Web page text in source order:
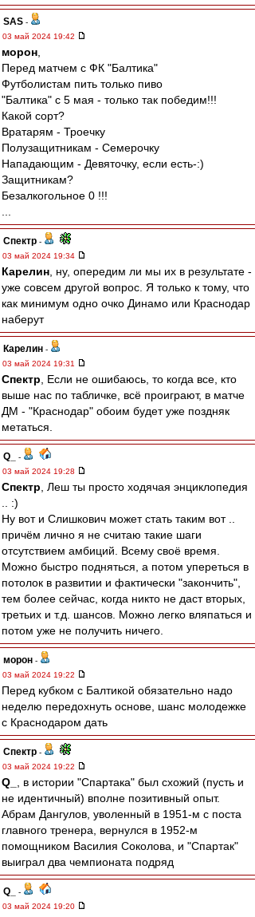
SAS -
03 май 2024 19:42
морон
Перед матчем с ФК "Балтика"
Футболистам пить только пиво
"Балтика" с 5 мая - только так победим!!!
Какой сорт?
Вратарям - Троечку
Полузащитникам - Семерочку
Нападающим - Девяточку, если есть-:)
Защитникам?
Безалкогольное 0 !!!
Спектр -
03 май 2024 19:34
Карелин , ну, опередим ли мы их в результате -
уже совсем другой вопрос. Я только к тому, что
как минимум одно очко Динамо или Краснодар
наберут
Карелин -
03 май 2024 19:31
Спектр , Если не ошибаюсь, то когда все, кто
выше нас по табличке, всё проиграют, в матче
ДМ - "Краснодар" обоим будет уже поздняк
метаться.
Q_
-
03 май 2024 19:28
Спектр , Леш ты просто ходячая энциклопедия
.. :)
Ну вот и Слишкович может стать таким вот ..
причём лично я не считаю такие шаги
отсутствием амбиций. Всему своё время.
Можно быстро подняться, а потом упереться в
потолок в развитии и фактически "закончить",
тем более сейчас, когда никто не даст вторых,
третьих и т.д. шансов. Можно легко вляпаться и
потом уже не получить ничего.
морон -
03 май 2024 19:22
Перед кубком с Балтикой обязательно надо
неделю передохнуть основе, шанс молодежке
с Краснодаром дать
Спектр -
03 май 2024 19:22
Q_
, в истории "Спартака" был схожий (пусть и
не идентичный) вполне позитивный опыт.
Абрам Дангулов, уволенный в 1951-м с поста
главного тренера, вернулся в 1952-м
помощником Василия Соколова, и "Спартак"
выиграл два чемпионата подряд
Q_
-
03 май 2024 19:20